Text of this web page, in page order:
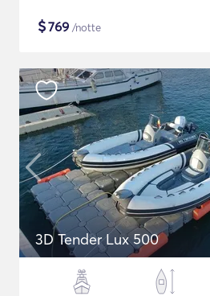
$769 /notte
3D Tender Lux 500